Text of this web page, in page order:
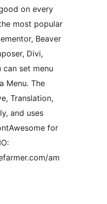
on every
most popular
Beaver
Divi,
can set menu
Menu. The
Translation,
and uses
for
am